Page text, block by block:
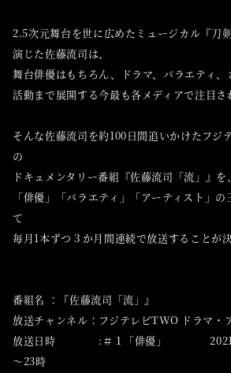
2.5次元舞台を世に広めたミュージカル『刀剣
演じた佐藤流司は、
舞台俳優はもちろん、ドラマ、バラエティ、
活動まで展開する今最も各メディアで注目さ
そんな佐藤流司を約100日間追いかけたフジ
の
ドキュメンタリー番組『佐藤流司「流」』を、
「俳優」「バラエティ」「アーティスト」 の
て
毎月1本ずつ３か月間連続で放送することが決
番組名 ：『佐藤流司「流」』
放送チャンネル：フジテレビTWO ドラマ・
放送日時 :＃１「俳優」 2021年
～23時